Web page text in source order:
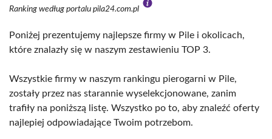
Ranking według portalu pila24.com.pl
Poniżej prezentujemy najlepsze firmy w Pile i okolicach,
które znalazły się w naszym zestawieniu TOP 3.
Wszystkie firmy w naszym rankingu pierogarni w Pile,
zostały przez nas starannie wyselekcjonowane, zanim
trafiły na poniższą listę. Wszystko po to, aby znaleźć oferty
najlepiej odpowiadające Twoim potrzebom.